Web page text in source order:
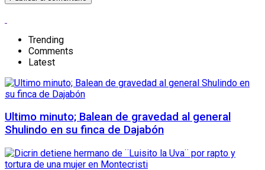
Trending
Comments
Latest
Ultimo minuto; Balean de gravedad al general
Shulindo en su finca de Dajabón